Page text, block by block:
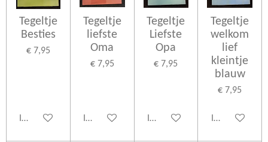
Tegeltje
Besties
€ 7,95
In winkelwagen
Tegeltje
liefste
Oma
€ 7,95
In winkelwagen
Tegeltje
Liefste
Opa
€ 7,95
In winkelwagen
Tegeltje
welkom
lief
kleintje
blauw
€ 7,95
In